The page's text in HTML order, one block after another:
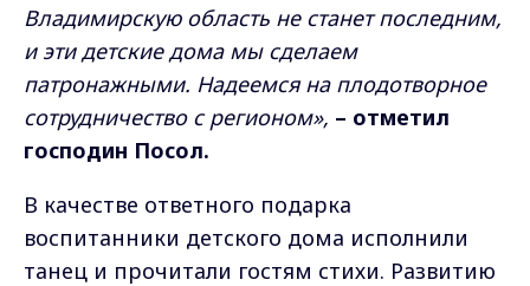
Владимирскую область не станет последним,
и эти детские дома мы сделаем
патронажными. Надеемся на плодотворное
сотрудничество с регионом», – отметил
господин Посол.
В качестве ответного подарка
воспитанники детского дома исполнили
танец и прочитали гостям стихи. Развитию